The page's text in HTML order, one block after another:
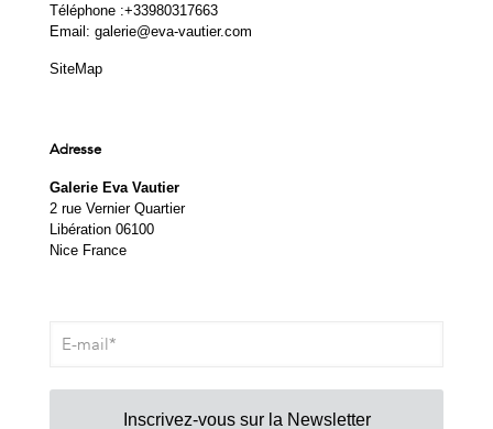
Téléphone :+33980317663
Email: galerie@eva-vautier.com
SiteMap
Adresse
Galerie Eva Vautier
2 rue Vernier Quartier
Libération 06100
Nice France
Inscrivez-vous sur la Newsletter